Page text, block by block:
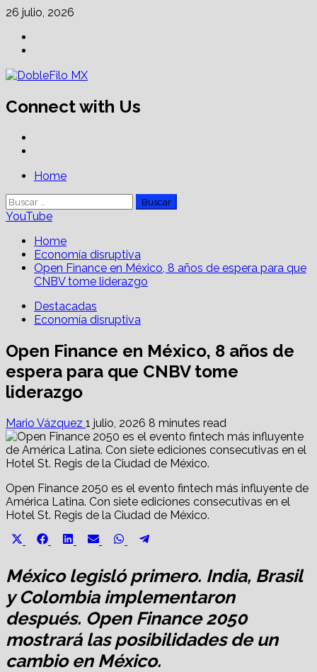
Skip
content
26 julio, 2026
Connect with Us
PrimaryHome
Buscar:
YouTube
Home
Economía disruptiva
Open Finance en México, 8 años de espera para que
CNBV tome liderazgo
Destacadas
Economía disruptiva
Open Finance en México, 8 años de
espera para que CNBV tome
liderazgo
Mario Vázquez 1 julio, 2026 8 minutes read
Open Finance 2050 es el evento fintech más influyente de
América Latina. Con siete ediciones consecutivas en el
Hotel St. Regis de la Ciudad de México.
Share
Share
Facebook
Share
LinkedIn
Share
Email
Share
WhatsApp
México legisló primero. India, Brasil
y Colombia implementaron
después. Open Finance 2050
mostrará las posibilidades de un
cambio en México.